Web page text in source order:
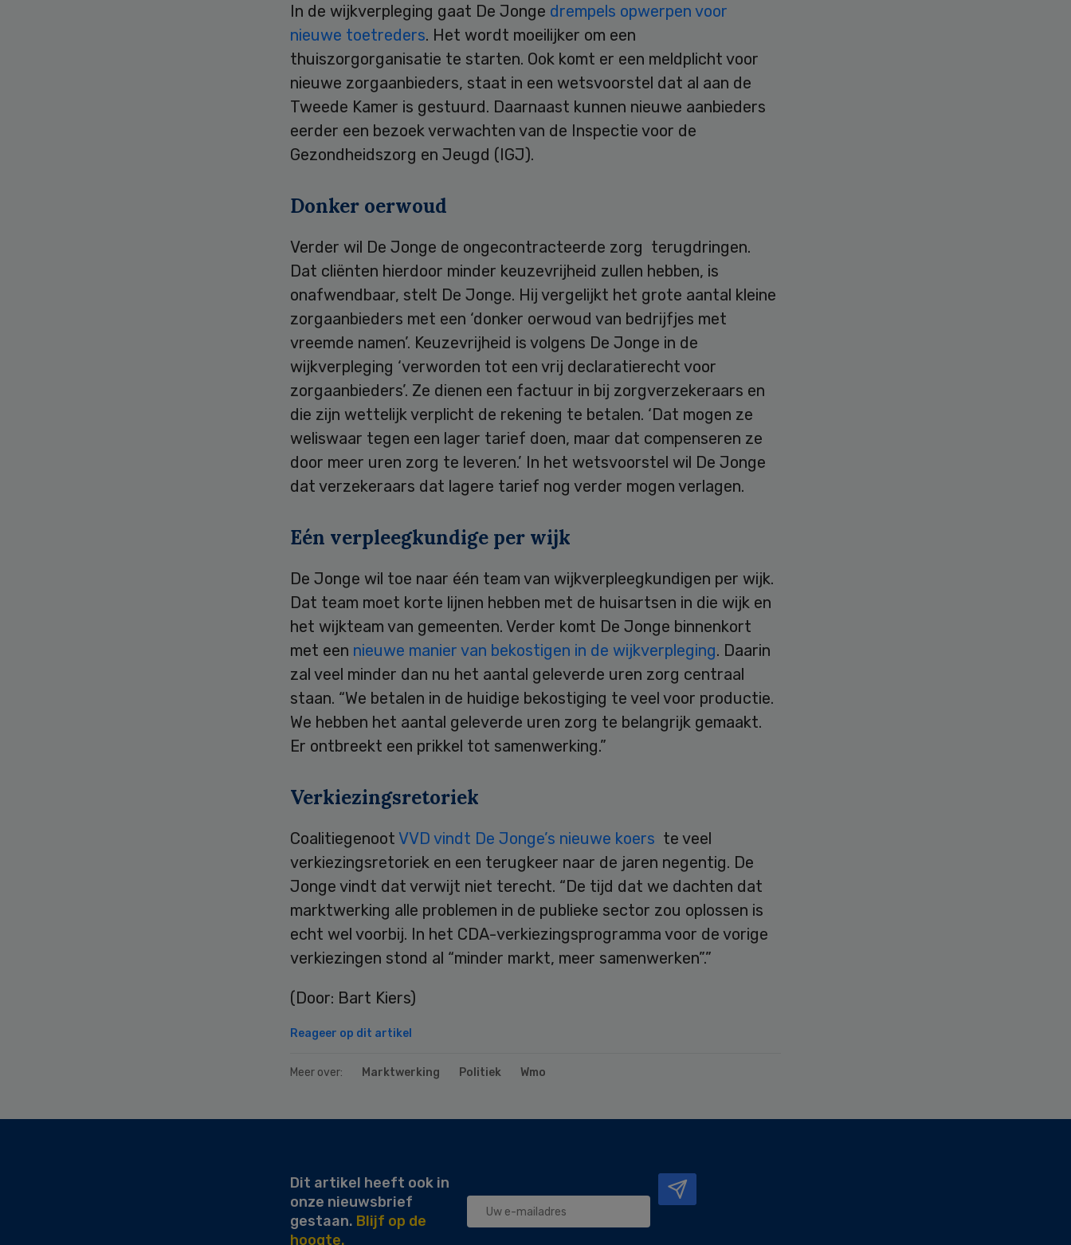
In de wijkverpleging gaat De Jonge drempels opwerpen voor
nieuwe toetreders. Het wordt moeilijker om een
thuiszorgorganisatie te starten. Ook komt er een meldplicht voor
nieuwe zorgaanbieders, staat in een wetsvoorstel dat al aan de
Tweede Kamer is gestuurd. Daarnaast kunnen nieuwe aanbieders
eerder een bezoek verwachten van de Inspectie voor de
Gezondheidszorg en Jeugd (IGJ).
Donker oerwoud
Verder wil De Jonge de ongecontracteerde zorg terugdringen.
Dat cliënten hierdoor minder keuzevrijheid zullen hebben, is
onafwendbaar, stelt De Jonge. Hij vergelijkt het grote aantal kleine
zorgaanbieders met een ‘donker oerwoud van bedrijfjes met
vreemde namen’. Keuzevrijheid is volgens De Jonge in de
wijkverpleging ‘verworden tot een vrij declaratierecht voor
zorgaanbieders’. Ze dienen een factuur in bij zorgverzekeraars en
die zijn wettelijk verplicht de rekening te betalen. ‘Dat mogen ze
weliswaar tegen een lager tarief doen, maar dat compenseren ze
door meer uren zorg te leveren.’ In het wetsvoorstel wil De Jonge
dat verzekeraars dat lagere tarief nog verder mogen verlagen.
Eén verpleegkundige per wijk
De Jonge wil toe naar één team van wijkverpleegkundigen per wijk.
Dat team moet korte lijnen hebben met de huisartsen in die wijk en
het wijkteam van gemeenten. Verder komt De Jonge binnenkort
met een nieuwe manier van bekostigen in de wijkverpleging. Daarin
zal veel minder dan nu het aantal geleverde uren zorg centraal
staan. “We betalen in de huidige bekostiging te veel voor productie.
We hebben het aantal geleverde uren zorg te belangrijk gemaakt.
Er ontbreekt een prikkel tot samenwerking.”
Verkiezingsretoriek
Coalitiegenoot VVD vindt De Jonge’s nieuwe koers te veel
verkiezingsretoriek en een terugkeer naar de jaren negentig. De
Jonge vindt dat verwijt niet terecht. “De tijd dat we dachten dat
marktwerking alle problemen in de publieke sector zou oplossen is
echt wel voorbij. In het CDA-verkiezingsprogramma voor de vorige
verkiezingen stond al “minder markt, meer samenwerken”.”
(Door: Bart Kiers)
Reageer op dit artikel
Meer over: Marktwerking Politiek Wmo
Secondary
Dit artikel heeft ook in
onze nieuwsbrief
gestaan. Blijf op de
hoogte.